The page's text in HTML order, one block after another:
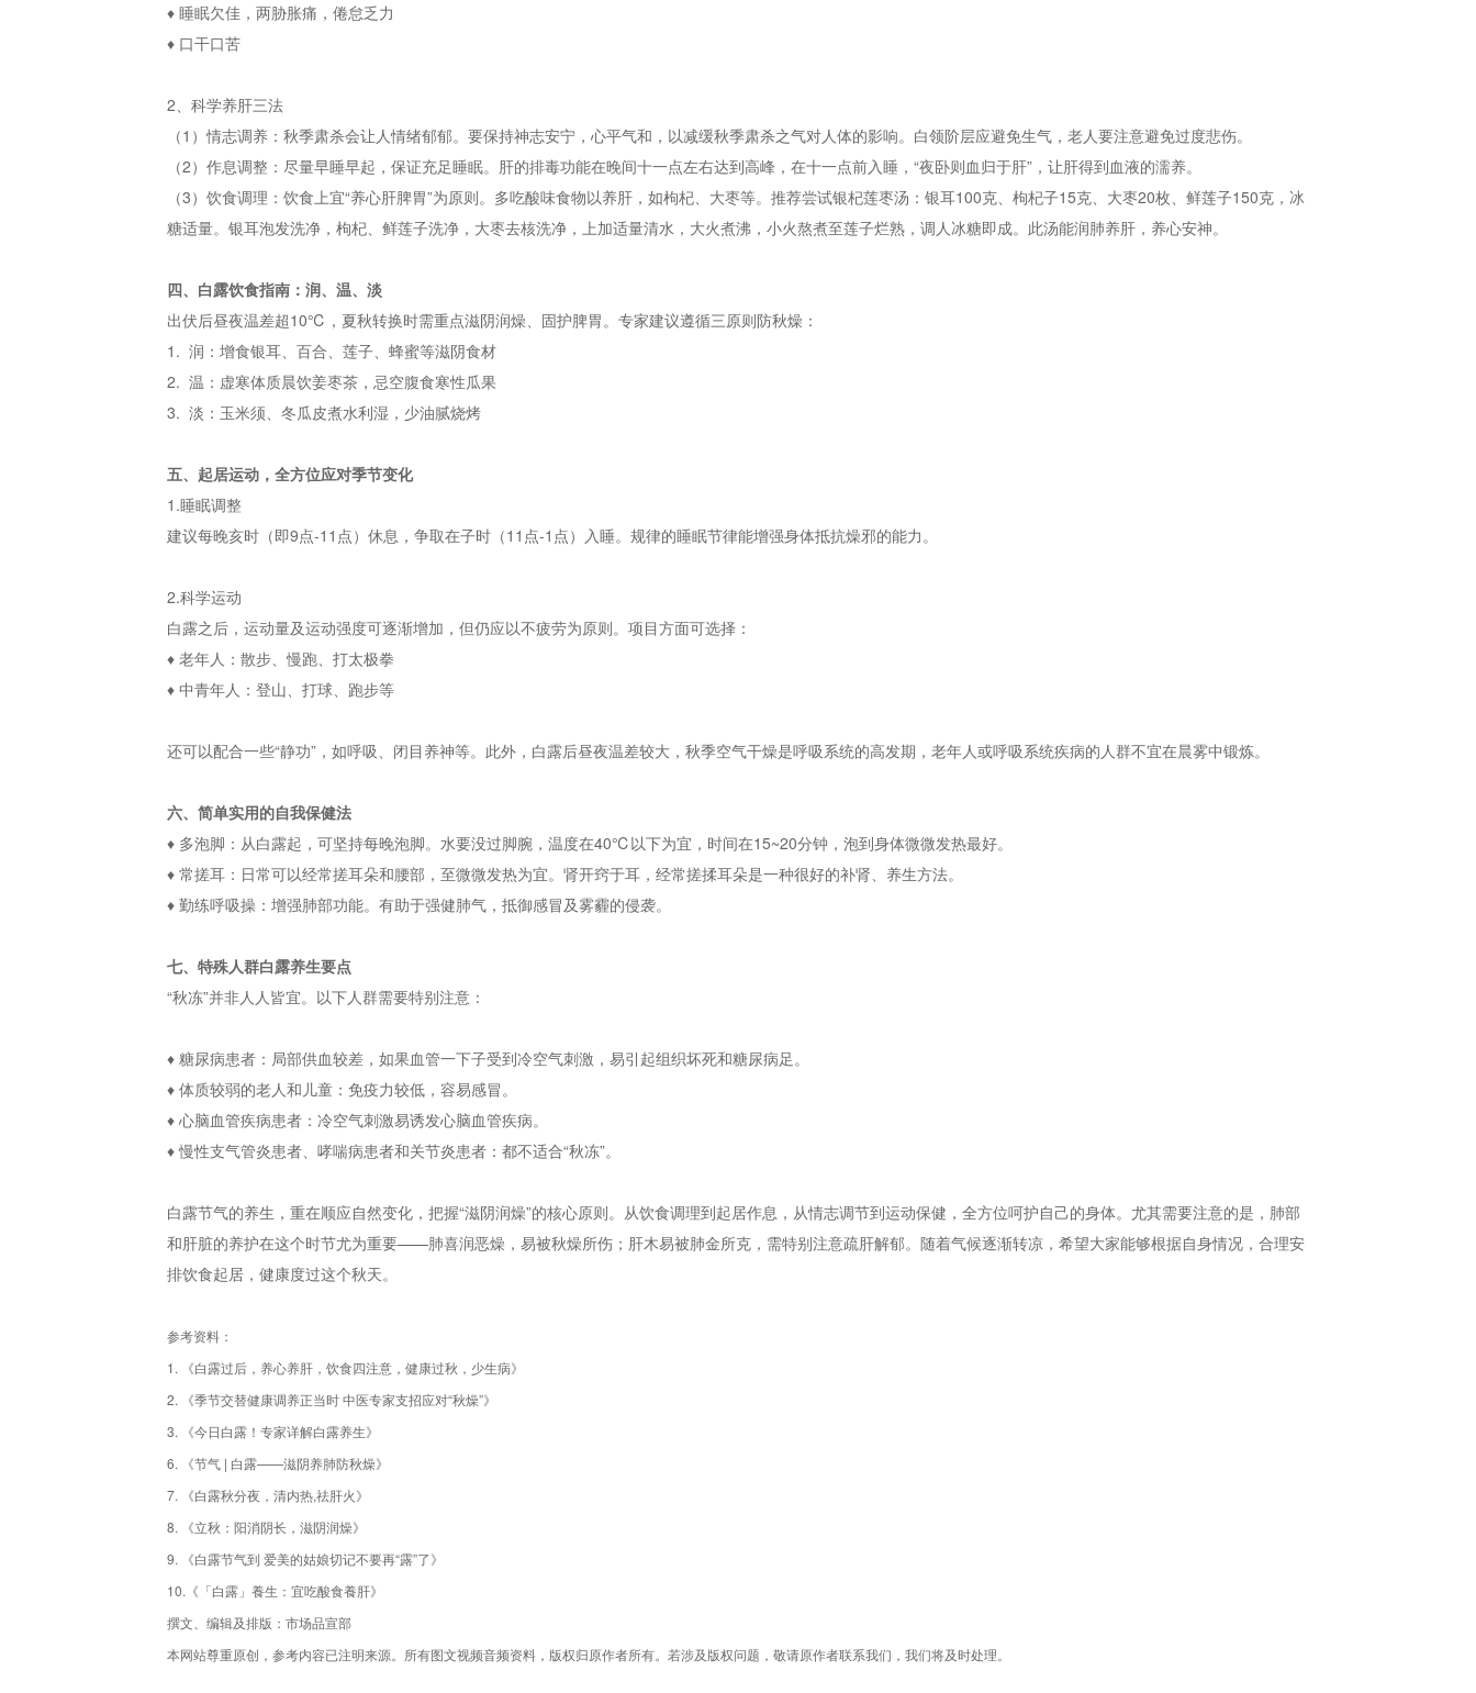
♦ 睡眠欠佳，两胁胀痛，倦怠乏力
♦ 口干口苦
2、科学养肝三法
（1）情志调养：秋季肃杀会让人情绪郁郁。要保持神志安宁，心平气和，以减缓秋季肃杀之气对人体的影响。白领阶层应避免生气，老人要注意避免过度悲伤。
（2）作息调整：尽量早睡早起，保证充足睡眠。肝的排毒功能在晚间十一点左右达到高峰，在十一点前入睡，“夜卧则血归于肝”，让肝得到血液的濡养。
（3）饮食调理：饮食上宜“养心肝脾胃”为原则。多吃酸味食物以养肝，如枸杞、大枣等。推荐尝试银杞莲枣汤：银耳100克、枸杞子15克、大枣20枚、鲜莲子150克，冰
糖适量。银耳泡发洗净，枸杞、鲜莲子洗净，大枣去核洗净，上加适量清水，大火煮沸，小火熬煮至莲子烂熟，调人冰糖即成。此汤能润肺养肝，养心安神。
四、白露饮食指南：润、温、淡
出伏后昼夜温差超10℃，夏秋转换时需重点滋阴润燥、固护脾胃。专家建议遵循三原则防秋燥：
1. 润：增食银耳、百合、莲子、蜂蜜等滋阴食材
2. 温：虚寒体质晨饮姜枣茶，忌空腹食寒性瓜果
3. 淡：玉米须、冬瓜皮煮水利湿，少油腻烧烤
五、起居运动，全方位应对季节变化
1.睡眠调整
建议每晚亥时（即9点-11点）休息，争取在子时（11点-1点）入睡。规律的睡眠节律能增强身体抵抗燥邪的能力。
2.科学运动
白露之后，运动量及运动强度可逐渐增加，但仍应以不疲劳为原则。项目方面可选择：
♦ 老年人：散步、慢跑、打太极拳
♦ 中青年人：登山、打球、跑步等
还可以配合一些“静功”，如呼吸、闭目养神等。此外，白露后昼夜温差较大，秋季空气干燥是呼吸系统的高发期，老年人或呼吸系统疾病的人群不宜在晨雾中锻炼。
六、简单实用的自我保健法
♦ 多泡脚：从白露起，可坚持每晚泡脚。水要没过脚腕，温度在40℃以下为宜，时间在15~20分钟，泡到身体微微发热最好。
♦ 常搓耳：日常可以经常搓耳朵和腰部，至微微发热为宜。肾开窍于耳，经常搓揉耳朵是一种很好的补肾、养生方法。
♦ 勤练呼吸操：增强肺部功能。有助于强健肺气，抵御感冒及雾霾的侵袭。
七、特殊人群白露养生要点
“秋冻”并非人人皆宜。以下人群需要特别注意：
♦ 糖尿病患者：局部供血较差，如果血管一下子受到冷空气刺激，易引起组织坏死和糖尿病足。
♦ 体质较弱的老人和儿童：免疫力较低，容易感冒。
♦ 心脑血管疾病患者：冷空气刺激易诱发心脑血管疾病。
♦ 慢性支气管炎患者、哮喘病患者和关节炎患者：都不适合“秋冻”。
白露节气的养生，重在顺应自然变化，把握“滋阴润燥”的核心原则。从饮食调理到起居作息，从情志调节到运动保健，全方位呵护自己的身体。尤其需要注意的是，肺部
和肝脏的养护在这个时节尤为重要——肺喜润恶燥，易被秋燥所伤；肝木易被肺金所克，需特别注意疏肝解郁。随着气候逐渐转凉，希望大家能够根据自身情况，合理安
排饮食起居，健康度过这个秋天。
参考资料：
1. 《白露过后，养心养肝，饮食四注意，健康过秋，少生病》
2. 《季节交替健康调养正当时 中医专家支招应对“秋燥”》
3. 《今日白露！专家详解白露养生》
6. 《节气 | 白露——滋阴养肺防秋燥》
7. 《白露秋分夜，清内热,祛肝火》
8. 《立秋：阳消阴长，滋阴润燥》
9. 《白露节气到 爱美的姑娘切记不要再“露”了》
10.《「白露」養生：宜吃酸食養肝》
撰文、编辑及排版：市场品宣部
本网站尊重原创，参考内容已注明来源。所有图文视频音频资料，版权归原作者所有。若涉及版权问题，敬请原作者联系我们，我们将及时处理。